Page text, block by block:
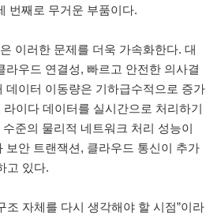
번째로 무거운 부품이다.
이러한 문제를 더욱 가속화한다. 대
라우드 연결성, 빠르고 안전한 의사결
데이터 이동량은 기하급수적으로 증가
이다 데이터를 실시간으로 처리하기
준의 물리적 네트워크 처리 성능이
보안 트랜잭션, 클라우드 통신이 추가
고 있다.
조 자체를 다시 생각해야 할 시점”이라